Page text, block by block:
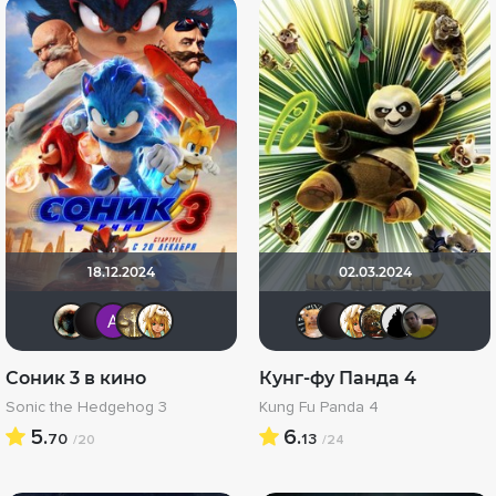
18.12.2024
Haotik Анатолий Ш
Gautama Buddha
koval_olga
Соник 3 в кино
Sonic the Hedgehog 3
5.70 /20
02.03.2024
V@dyan
Кунг-фу Панда 4
Kung Fu Panda 4
6.13 /24